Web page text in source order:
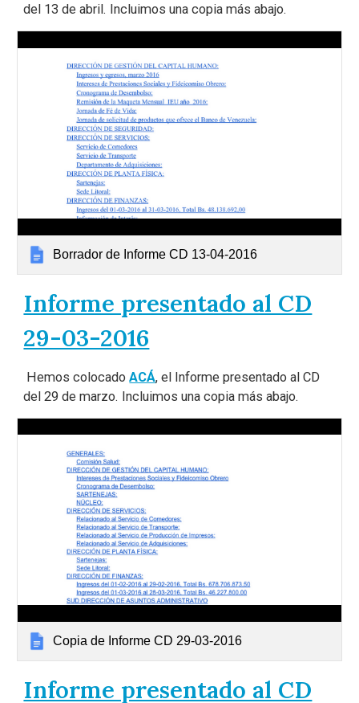
del 13 de abril. Incluimos una copia más abajo.
Borrador de Informe CD 13-04-2016
Informe presentado al CD
29-03-2016
Hemos colocadoACÁ, el Informe presentado al CD
del 29 de marzo. Incluimos una copia más abajo.
Copia de Informe CD 29-03-2016
Informe presentado al CD